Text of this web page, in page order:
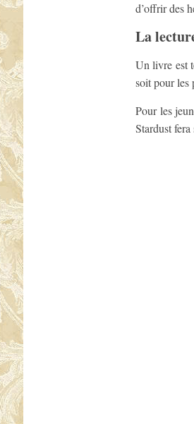
d’offrir des
La
Un livre est
soit pour les
Pour les
Stardust